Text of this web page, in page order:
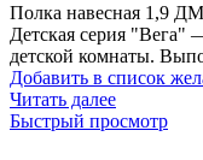
Полка навесная 1,9
Детская серия "Вега"
детской комнаты.
Добавить в список
Читать далее
Быстрый просмотр